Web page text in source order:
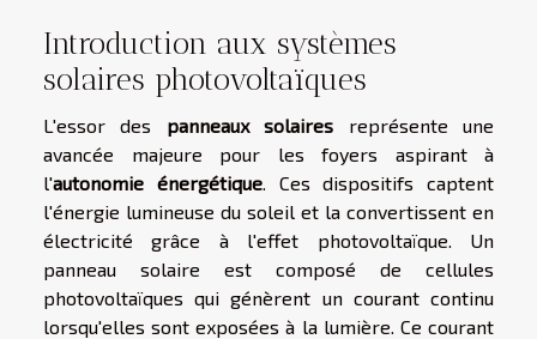
Introduction aux systèmes
solaires photovoltaïques
L'essor des panneaux solaires représente une
avancée majeure pour les foyers aspirant à
l'autonomie énergétique. Ces dispositifs captent
l'énergie lumineuse du soleil et la convertissent en
électricité grâce à l'effet photovoltaïque. Un
panneau solaire est composé de cellules
photovoltaïques qui génèrent un courant continu
lorsqu'elles sont exposées à la lumière. Ce courant